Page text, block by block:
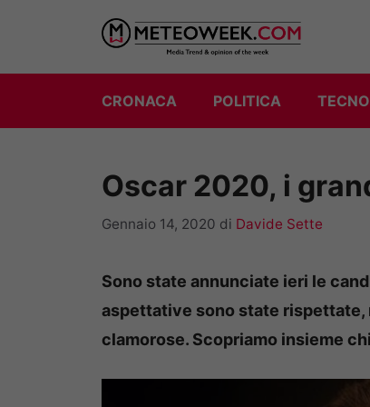
contenuto
CRONACA POLITICA
Oscar 2020, i
Gennaio 14, 2020 di Davide Sette
Sono state annunciate ieri le
aspettative sono state rispettate,
clamorose. Scopriamo insieme